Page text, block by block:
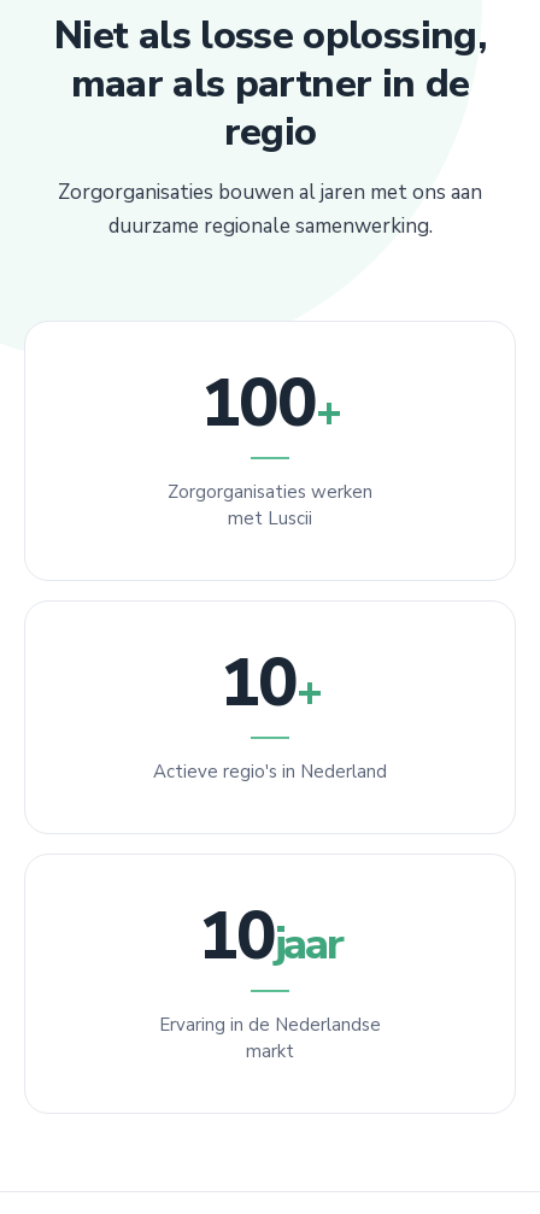
Niet als losse oplossing,
maar als partner in de
regio
Zorgorganisaties bouwen al jaren met ons aan
duurzame regionale samenwerking.
100+
Zorgorganisaties werken
met Luscii
10+
Actieve regio's in Nederland
10jaar
Ervaring in de Nederlandse
markt